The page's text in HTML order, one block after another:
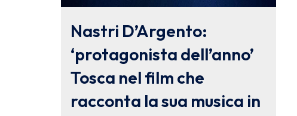
Nastri D’Argento:
‘protagonista dell’anno’
Tosca nel film che
racconta la sua musica in